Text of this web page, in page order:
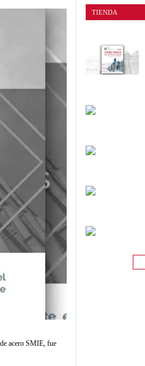
acero SMIE, fue
TIENDA